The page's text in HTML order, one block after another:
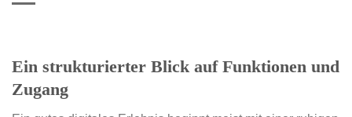
Ein strukturierter Blick auf Funktionen und
Zugang